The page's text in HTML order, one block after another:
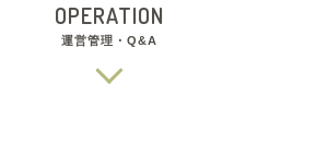
OPERATION
運営管理・Q&A